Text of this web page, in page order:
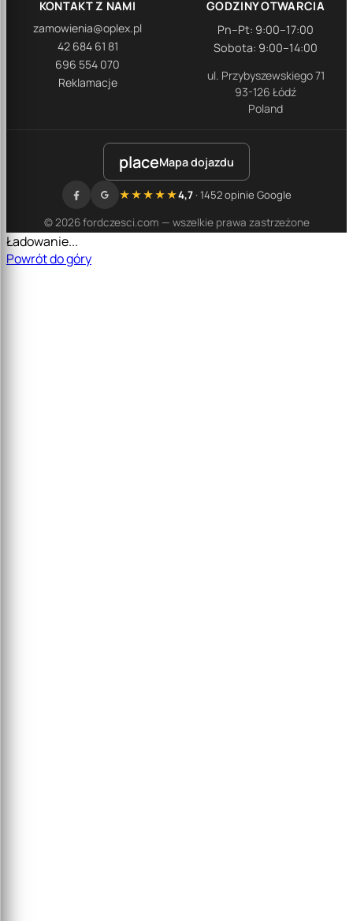
KONTAKT Z NAMI
zamowienia@oplex.pl
42 684 61 81
696 554 070
Reklamacje
GODZINY OTWARCIA
Pn–Pt: 9:00–17:00
Sobota: 9:00–14:00
ul. Przybyszewskiego 71
93-126 Łódź
Poland
placeMapa dojazdu
© 2026 fordczesci.com — wszelkie prawa zastrzeżone
★★★★★4,7· 1452 opinie Google
Ładowanie...
Powrót do góry